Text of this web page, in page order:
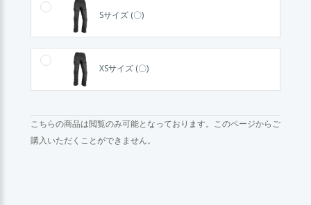
Sサイズ (〇)
XSサイズ (〇)
こちらの商品は閲覧のみ可能となっております。このページからご
購入いただくことができません。